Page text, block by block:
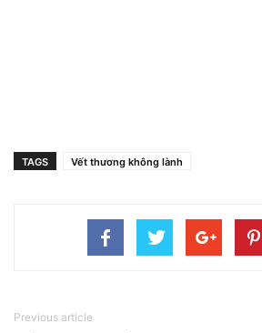
TAGS Vết thương không lành
Previous article